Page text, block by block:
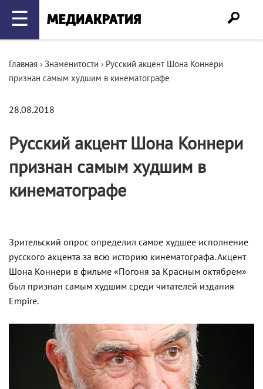
☰
Главная › Знаменитости › Русский акцент Шона Коннери
признан самым худшим в кинематографе
28.08.2018
Русский акцент Шона Коннери
признан самым худшим в
кинематографе
Зрительский опрос определил самое худшее исполнение
русского акцента за всю историю кинематографа. Акцент
Шона Коннери в фильме «Погоня за Красным октябрем»
был признан самым худшим среди читателей издания
Empire.